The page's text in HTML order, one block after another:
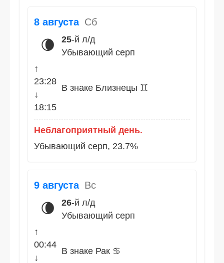
8 августа Сб
🌘 25-й л/д
Убывающий серп
↑
23:28
↓
18:15
В знаке Близнецы ♊
Неблагоприятный день.
Убывающий серп, 23.7%
9 августа Вс
🌘 26-й л/д
Убывающий серп
↑
00:44
↓
В знаке Рак ♋